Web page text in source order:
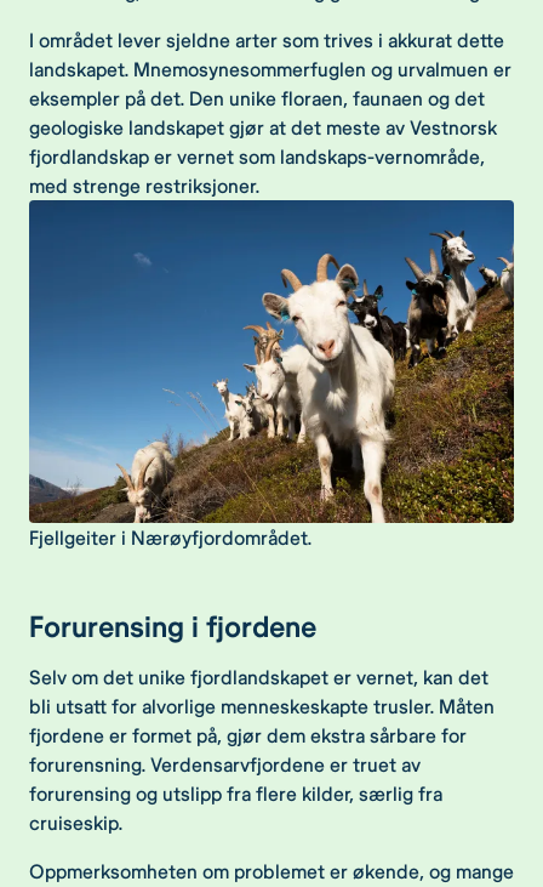
I området lever sjeldne arter som trives i akkurat dette
landskapet. Mnemosynesommerfuglen og urvalmuen er
eksempler på det. Den unike floraen, faunaen og det
geologiske landskapet gjør at det meste av Vestnorsk
fjordlandskap er vernet som landskaps-vernområde,
med strenge restriksjoner.
Fjellgeiter i Nærøyfjordområdet.
Forurensing i fjordene
Selv om det unike fjordlandskapet er vernet, kan det
bli utsatt for alvorlige menneskeskapte trusler. Måten
fjordene er formet på, gjør dem ekstra sårbare for
forurensning. Verdensarvfjordene er truet av
forurensing og utslipp fra flere kilder, særlig fra
cruiseskip.
Oppmerksomheten om problemet er økende, og mange